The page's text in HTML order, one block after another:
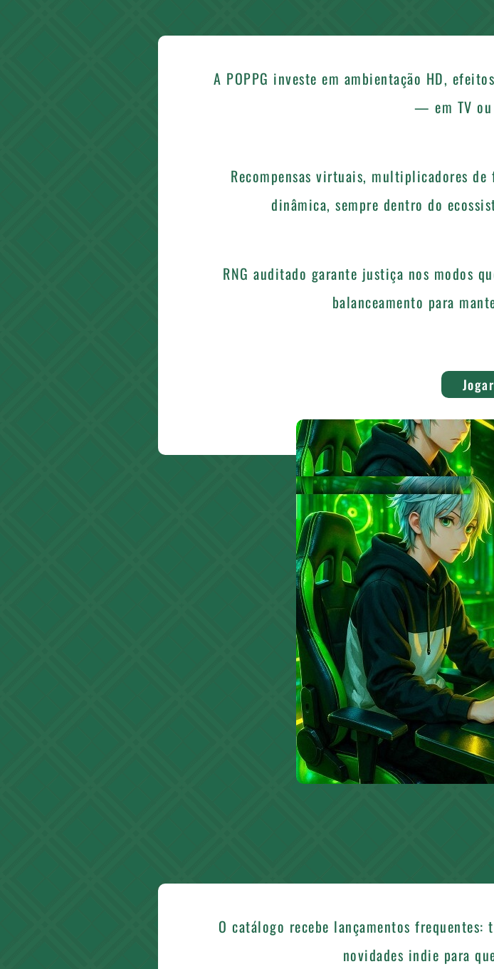
A POPPG investe em ambientação HD,
— em TV
Recompensas virtuais, multiplicadores de
dinâmica, sempre dentro do
RNG auditado garante justiça nos modos
balanceamento para
Jogar
O catálogo recebe lançamentos
novidades indie para